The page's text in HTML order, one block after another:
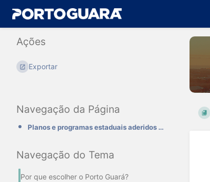
Navegação da Página
Planos e programas estaduais aderidos pelo Porto Guará
Navegação do Tema
Por que escolher o Porto Guará?
Ações
Exportar